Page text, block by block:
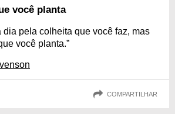
você planta
dia pela colheita que você faz, mas
você planta.”
COMPARTILHAR